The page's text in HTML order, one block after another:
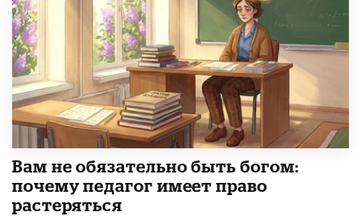
​Вам не обязательно быть богом:
почему педагог имеет право
растеряться